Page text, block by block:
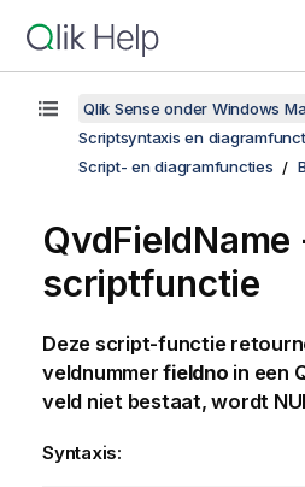
Qlik Sense onder Windows
Scriptsyntaxis en
Script- en diagramfuncties
QvdFieldName
scriptfunctie
Deze script-functie
veldnummerfieldno in een
veld niet bestaat, wordt
Syntaxis: